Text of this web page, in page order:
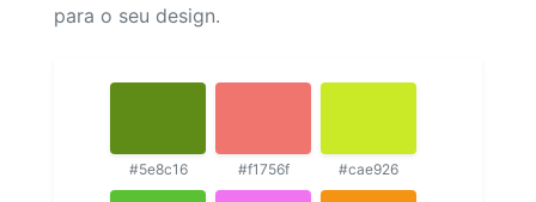
para o seu design.
#5e8c16 #f1756f #cae926